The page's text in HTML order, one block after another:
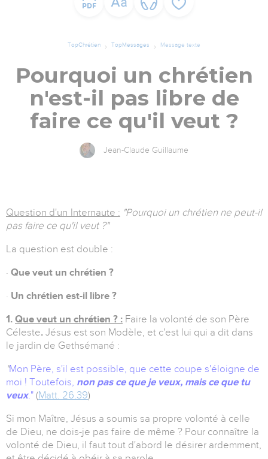
TopChrétien TopMessages Message texte
Pourquoi un chrétien
n'est-il pas libre de
faire ce qu'il veut ?
Jean-Claude Guillaume
Question d'un Internaute : "Pourquoi un chrétien ne peut-il
pas faire ce qu'il veut ?"
La question est double :
· Que veut un chrétien ?
· Un chrétien est-il libre ?
1. Que veut un chrétien ? : Faire la volonté de son Père
Céleste. Jésus est son Modèle, et c'est lui qui a dit dans
le jardin de Gethsémané :
"Mon Père, s'il est possible, que cette coupe s'éloigne de
moi ! Toutefois, non pas ce que je veux, mais ce que tu
veux." (Matt. 26.39)
Si mon Maître, Jésus a soumis sa propre volonté à celle
de Dieu, ne dois-je pas faire de même ? Pour connaître la
volonté de Dieu, il faut tout d'abord le désirer ardemment,